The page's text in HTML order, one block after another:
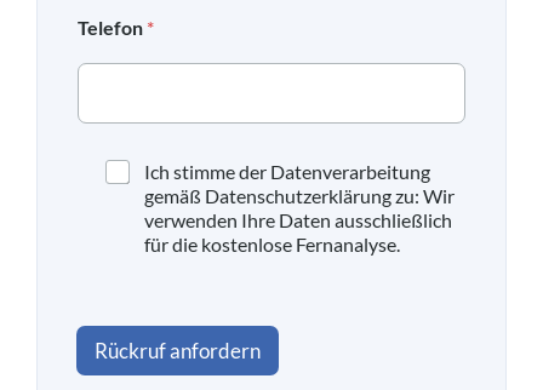
Telefon *
h
t
Ich stimme der Datenverarbeitung
gemäß Datenschutzerklärung zu: Wir
verwenden Ihre Daten ausschließlich
für die kostenlose Fernanalyse.
Rückruf anfordern